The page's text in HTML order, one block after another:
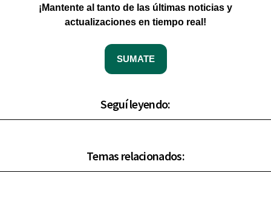
¡Mantente al tanto de las últimas noticias y
actualizaciones en tiempo real!
SUMATE
Seguí leyendo:
Temas relacionados: